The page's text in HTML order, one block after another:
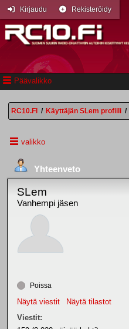
Päävalikko
Kirjaudu Rekisteröidy
RC10.FI / Käyttäjän SLem profiili /
valikko
Yhteenveto
SLem
Vanhempi jäsen
Poissa
Näytä viestit
Näytä tilastot
Viestit: